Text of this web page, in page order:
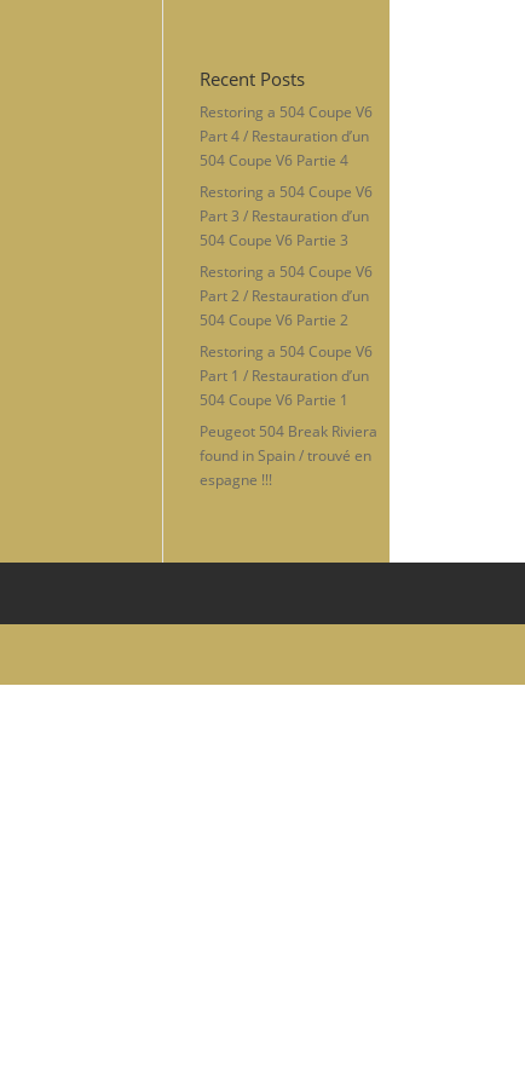
Recent Posts
Restoring a 504 Coupe V6
Part 4 / Restauration d’un
504 Coupe V6 Partie 4
Restoring a 504 Coupe V6
Part 3 / Restauration d’un
504 Coupe V6 Partie 3
Restoring a 504 Coupe V6
Part 2 / Restauration d’un
504 Coupe V6 Partie 2
Restoring a 504 Coupe V6
Part 1 / Restauration d’un
504 Coupe V6 Partie 1
Peugeot 504 Break Riviera
found in Spain / trouvé en
espagne !!!